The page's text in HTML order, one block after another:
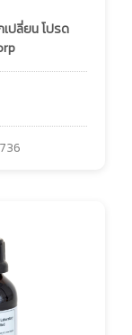
ปลี่ยน โปรด
736